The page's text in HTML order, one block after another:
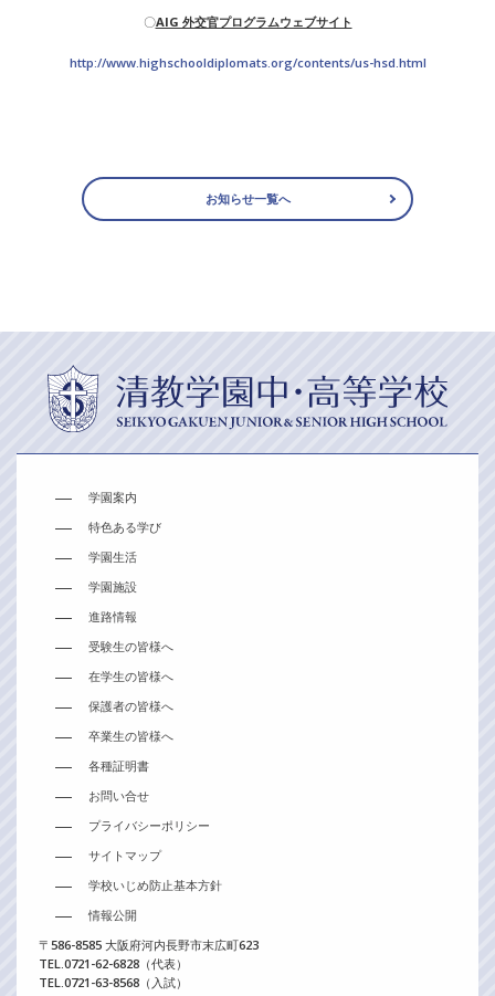
〇AIG 外交官プログラムウェブサイト
http://www.highschooldiplomats.org/contents/us-hsd.html
お知らせ一覧へ
〒586-8585 大阪府河内長野市末広町623
TEL.0721-62-6828（代表）
TEL.0721-63-8568（入試）
学園案内
特色ある学び
学園生活
学園施設
進路情報
受験生の皆様へ
在学生の皆様へ
保護者の皆様へ
卒業生の皆様へ
各種証明書
お問い合せ
プライバシーポリシー
サイトマップ
学校いじめ防止基本方針
情報公開